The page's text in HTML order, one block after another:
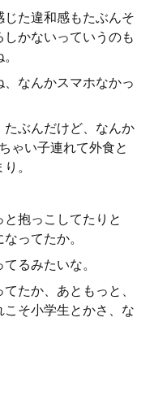
た違和感もたぶんそ
かないっていうのも
なんかスマホなかっ
ぶんだけど、なんか
ゃい子連れて外食と
。
抱っこしてたりと
ってたか。
るみたいな。
たか、あともっと、
そ小学生とかさ、な